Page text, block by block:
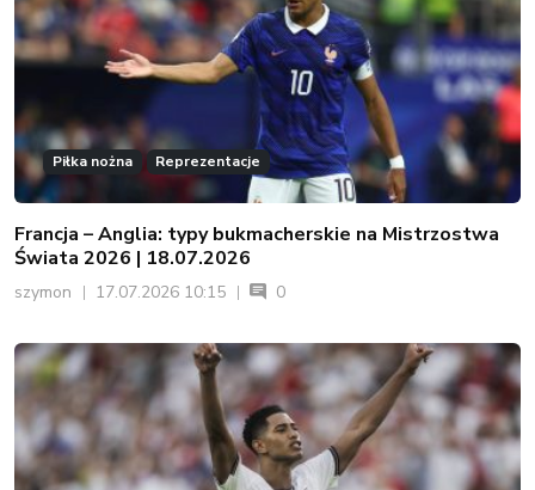
Piłka nożna Reprezentacje
Francja – Anglia: typy bukmacherskie na Mistrzostwa
Świata 2026 | 18.07.2026
szymon 17.07.2026 10:15 0